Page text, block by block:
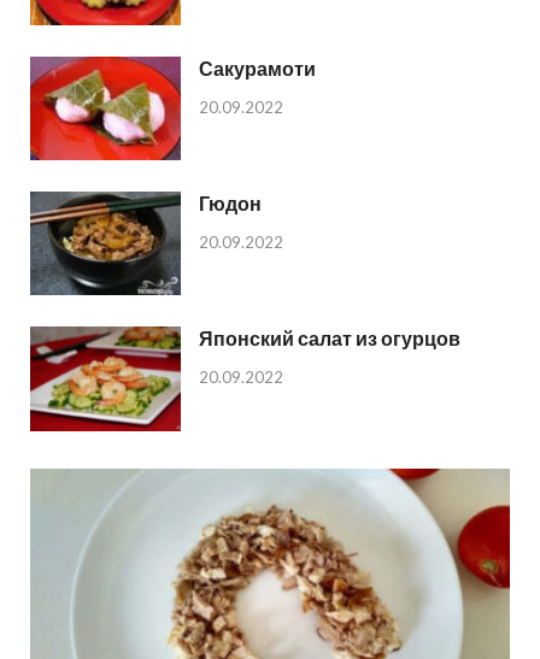
Сакурамоти
20.09.2022
Гюдон
20.09.2022
Японский салат из огурцов
20.09.2022